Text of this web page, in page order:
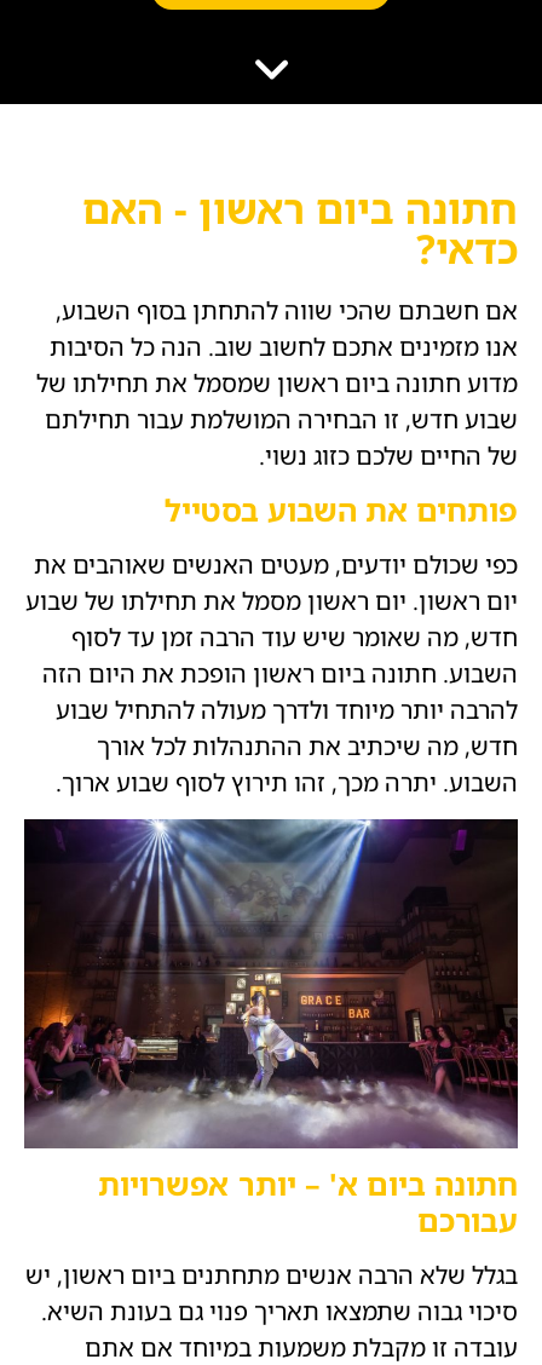
הוסף קו תחתון לקישורים
לאפס
חתונה ביום ראשון - האם
כדאי?
אם חשבתם שהכי שווה להתחתן בסוף השבוע,
אנו מזמינים אתכם לחשוב שוב. הנה כל הסיבות
מדוע חתונה ביום ראשון שמסמל את תחילתו של
שבוע חדש, זו הבחירה המושלמת עבור תחילתם
של החיים שלכם כזוג נשוי.
פותחים את השבוע בסטייל
כפי שכולם יודעים, מעטים האנשים שאוהבים את
יום ראשון. יום ראשון מסמל את תחילתו של שבוע
חדש, מה שאומר שיש עוד הרבה זמן עד לסוף
השבוע. חתונה ביום ראשון הופכת את היום הזה
להרבה יותר מיוחד ולדרך מעולה להתחיל שבוע
חדש, מה שיכתיב את ההתנהלות לכל אורך
השבוע. יתרה מכך, זהו תירוץ לסוף שבוע ארוך.
חתונה ביום א' – יותר אפשרויות
עבורכם
בגלל שלא הרבה אנשים מתחתנים ביום ראשון, יש
סיכוי גבוה שתמצאו תאריך פנוי גם בעונת השיא.
עובדה זו מקבלת משמעות במיוחד אם אתם